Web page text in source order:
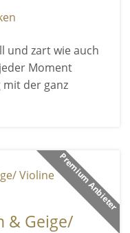
und zart wie auch
Moment
mit der ganz
Premium Anbieter
& Geige/